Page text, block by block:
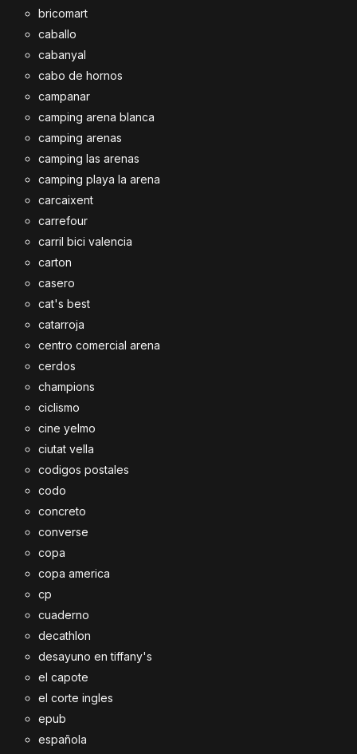
bricomart
caballo
cabanyal
cabo de hornos
campanar
camping arena blanca
camping arenas
camping las arenas
camping playa la arena
carcaixent
carrefour
carril bici valencia
carton
casero
cat's best
catarroja
centro comercial arena
cerdos
champions
ciclismo
cine yelmo
ciutat vella
codigos postales
codo
concreto
converse
copa
copa america
cp
cuaderno
decathlon
desayuno en tiffany's
el capote
el corte ingles
epub
española